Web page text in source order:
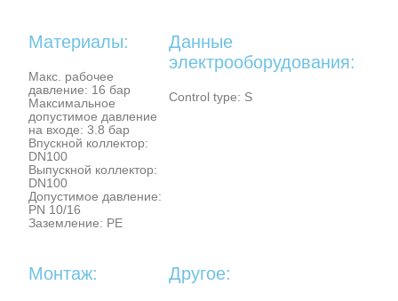
Материалы:
Макс. рабочее
давление: 16 бар
Максимальное
допустимое давление
на входе: 3.8 бар
Впускной коллектор:
DN100
Выпускной коллектор:
DN100
Допустимое давление:
PN 10/16
Заземление: PE
Данные
электрооборудования:
Control type: S
Монтаж: Другое: